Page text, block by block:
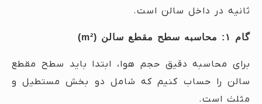
ثانیه در داخل سالن است.
گام ۱: محاسبه سطح مقطع سالن (m²)
برای محاسبه دقیق حجم هوا، ابتدا باید سطح مقطع
سالن را حساب کنیم که شامل دو بخش مستطیل و
مثلث است.